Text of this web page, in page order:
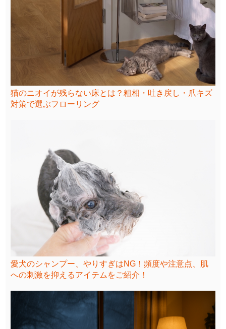
猫のニオイが残らない床とは？粗相・吐き戻し・爪キズ
対策で選ぶフローリング
愛犬のシャンプー、やりすぎはNG！頻度や注意点、肌
への刺激を抑えるアイテムをご紹介！